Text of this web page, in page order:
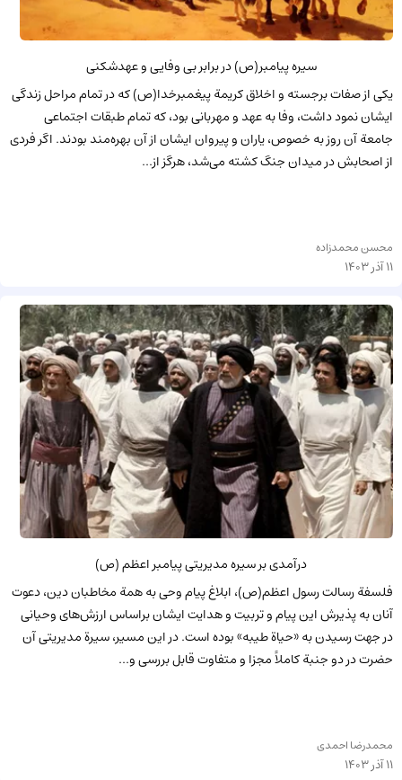
سیره پیامبر(ص) در برابر بی وفایی و عهدشکنی
یکی از صفات برجسته و اخلاق کریمة پیغمبرخدا(ص) که در تمام مراحل زندگی
ایشان نمود داشت، وفا به عهد و مهربانی بود، که تمام طبقات اجتماعی
جامعة آن روز به خصوص، یاران و پیروان ایشان از آن بهره‌مند بودند. اگر فردی
از اصحابش در میدان جنگ کشته می‌شد، هرگز از...
محسن محمدزاده
11 آذر 1403
درآمدی بر سیره مدیریتی پیامبر اعظم (ص)
فلسفة رسالت رسول اعظم(ص)، ابلاغ پیام وحى به همة مخاطبان دین، دعوت
آنان به پذیرش این پیام و تربیت و هدایت ایشان براساس ارزش‌هاى وحیانى
در جهت رسیدن به «حیاة طیبه» بوده است. در این مسیر، سیرة مدیریتى آن
حضرت در دو جنبة کاملاً مجزا و متفاوت قابل بررسى و...
محمدرضا احمدی
11 آذر 1403